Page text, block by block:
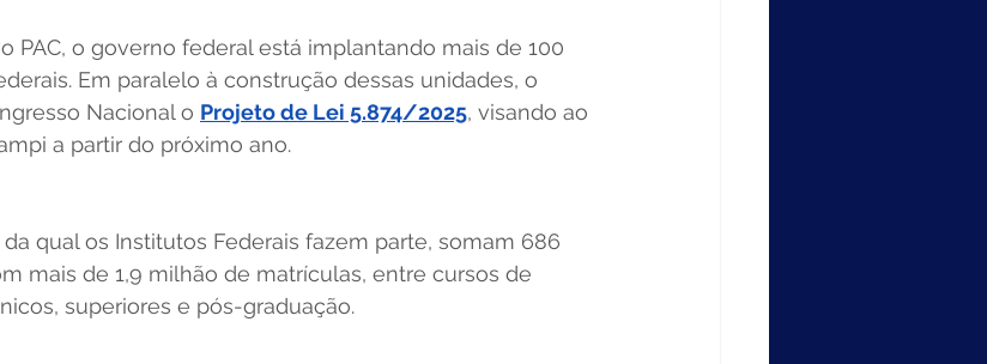
PAC, o governo federal está implantando mais de 100
Em paralelo à construção dessas unidades, o
Nacional o Projeto de Lei 5.874/2025, visando ao
a partir do próximo ano.
qual os Institutos Federais fazem parte, somam 686
mais de 1,9 milhão de matrículas, entre cursos de
superiores e pós-graduação.